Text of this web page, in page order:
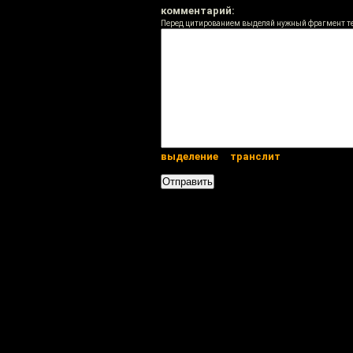
комментарий:
Перед цитированием выделяй нужный фрагмент
выделение транслит